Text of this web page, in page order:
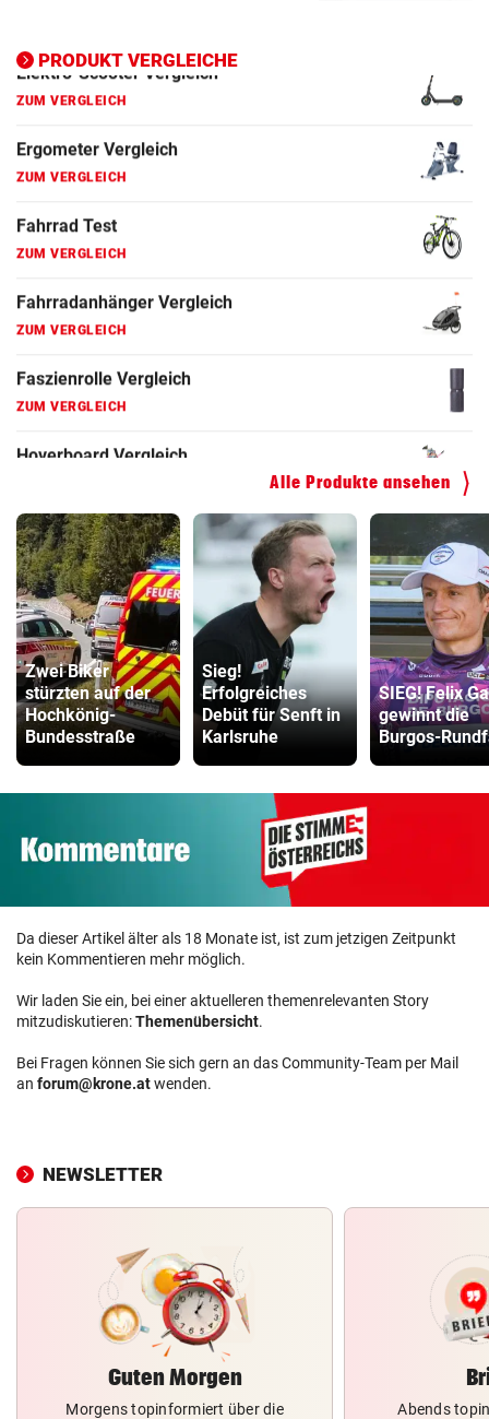
PRODUKT VERGLEICHE
ZUM VERGLEICH
Fahrrad Test
Fahrradanhänger Vergleich
Faszienrolle Vergleich
Hoverboard Vergleich
Kinderfahrrad Vergleich
Alle Produkte ansehen
Zwei Biker
stürzten auf der
Hochkönig-
Bundesstraße
Sieg!
Erfolgreiches
Debüt für Senft in
Karlsruhe
SIEG! Felix
gewinnt die
Burgos-
Da dieser Artikel älter als 18 Monate ist, ist zum jetzigen Zeitpunkt
kein Kommentieren mehr möglich.
Wir laden Sie ein, bei einer aktuelleren themenrelevanten Story
mitzudiskutieren:Themenübersicht.
Bei Fragen können Sie sich gern an das Community-Team per Mail
an forum@krone.atwenden.
NEWSLETTER
Guten Morgen
Morgens topinformiert über die
Abends